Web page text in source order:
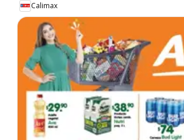
Calimax